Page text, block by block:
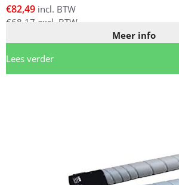
€82,49 incl. BTW
€68,17 excl. BTW
Meer info
Lees verder